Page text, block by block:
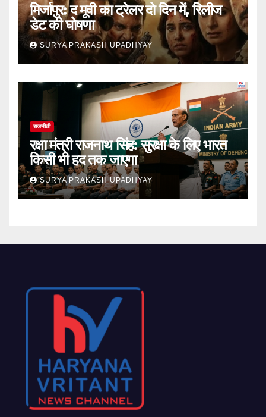
मिर्जापुर: द मूवी का ट्रेलर दो दिन में, रिलीज
डेट की घोषणा
SURYA PRAKASH UPADHYAY
राजनीती
रक्षा मंत्री राजनाथ सिंह: सुरक्षा के लिए भारत
किसी भी हद तक जाएगा
SURYA PRAKASH UPADHYAY